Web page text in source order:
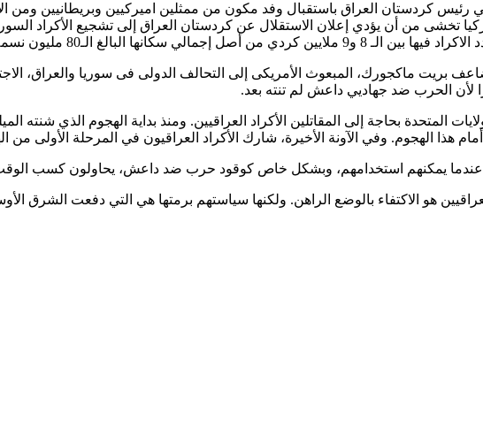
رئيس كردستان العراق باستقبال وفد مكون من ممثلين اميركيين وبريطانيين ومن
تخشى من أن يؤدي إعلان الاستقلال عن كردستان العراق إلى تشجيع الأكراد
مليون نسمة، وقد يمكن لهؤلاء التحرك أيضا.
بريت ماكجورك، المبعوث الأمريكى إلى التحالف الدولى فى سوريا والعراق،
لأن الحرب ضد جهاديي داعش لم تنته بعد.
هذا الهجوم. وفي الآونة الأخيرة، شارك الأكراد العراقيون في المرحلة الأولى
إلا عندما يمكنهم استخدامهم، وبشكل خاص كوقود حرب ضد داعش، يحاولون كسب
هو الاكتفاء بالوضع الراهن. ولكنها سياستهم برمتها هي التي دفعت الشرق